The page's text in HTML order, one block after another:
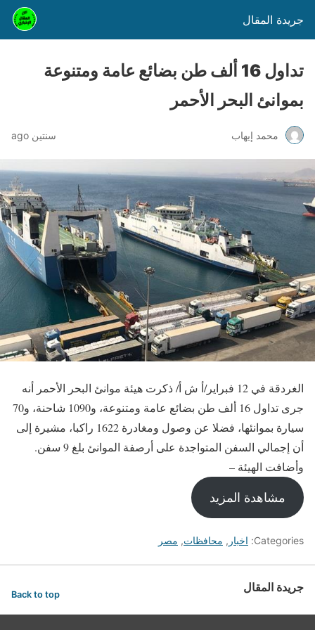
جريدة المقال
تداول 16 ألف طن بضائع عامة ومتنوعة
بموانئ البحر الأحمر
محمد إيهاب سنتين ago
الغردقة في 12 فبراير/أ ش أ/ ذكرت هيئة موانئ البحر الأحمر أنه
جرى تداول 16 ألف طن بضائع عامة ومتنوعة، و1090 شاحنة، و70
سيارة بموانئها، فضلا عن وصول ومغادرة 1622 راكبا، مشيرة إلى
أن إجمالي السفن المتواجدة على أرصفة الموانئ بلغ 9 سفن.
وأضافت الهيئة –
مشاهدة المزيد
Categories: اخبار , محافظات, مصر
جريدة المقال Back to top